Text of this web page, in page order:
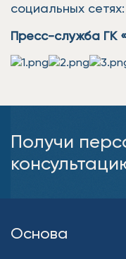
социальных сетях:
Пресс-служба ГК
Получи
Основа